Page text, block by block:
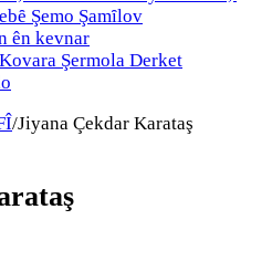
Şemo Şamȋlov
ên kevnar
Şermola Derket
/Jiyana Çekdar Karataş